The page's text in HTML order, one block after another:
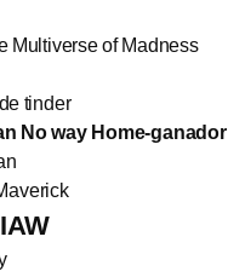
Multiverse of Madness
tinder
No way Home-ganador